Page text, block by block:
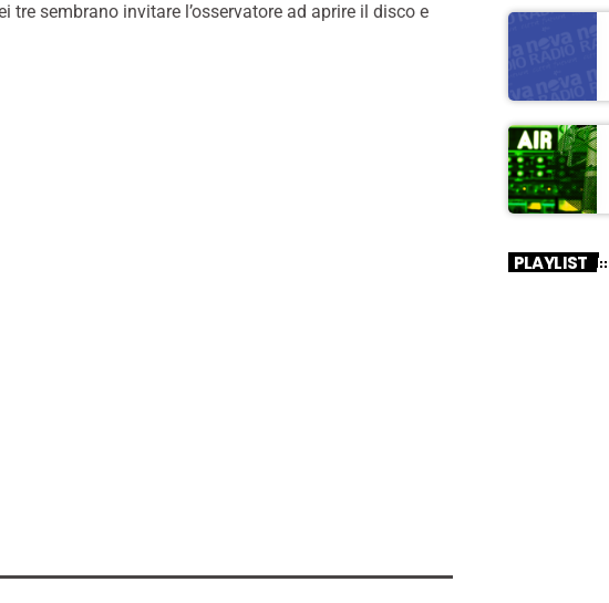
sembrano invitare l’osservatore ad aprire il disco e
PLAYLIST